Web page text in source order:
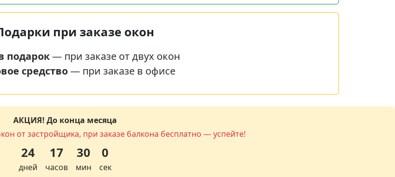
при заказе окон
подарок— при заказе от двух окон
средство— при заказе в офисе
АКЦИЯ! До конца месяца
от застройщика, при заказе балкона бесплатно — успейте!
24
дней
17
часов
29
мин
59
сек